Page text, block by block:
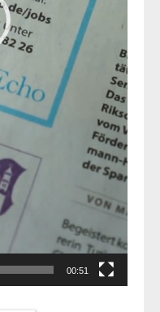
00:51